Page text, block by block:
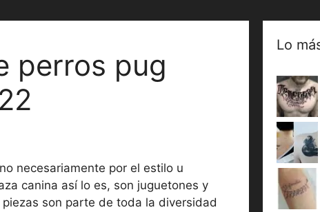
perros pug
necesariamente por el estilo u
canina así lo es, son juguetones y
son parte de toda la diversidad
Lo